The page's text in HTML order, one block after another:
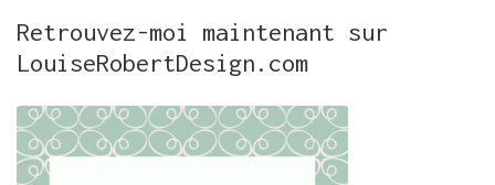
Retrouvez-moi maintenant sur
LouiseRobertDesign.com